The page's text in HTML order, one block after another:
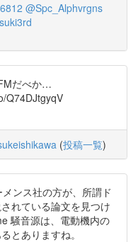
@Spc_Alphvrgns
だべか…
Q74DJtgyqV
(投稿一覧)
ンス社の方が、所謂ド
れている論文を見つけ
騒音源は、電動機内の
とありますね。